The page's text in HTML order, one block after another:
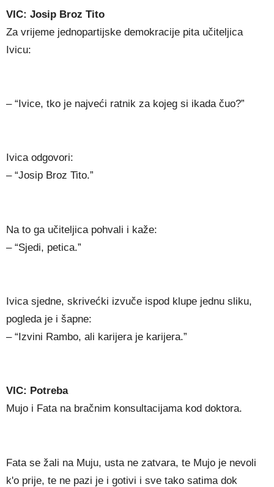
VIC: Josip Broz Tito
Za vrijeme jednopartijske demokracije pita učiteljica
Ivicu:
– “Ivice, tko je najveći ratnik za kojeg si ikada čuo?”
Ivica odgovori:
– “Josip Broz Tito.”
Na to ga učiteljica pohvali i kaže:
– “Sjedi, petica.”
Ivica sjedne, skrivećki izvuče ispod klupe jednu sliku,
pogleda je i šapne:
– “Izvini Rambo, ali karijera je karijera.”
VIC: Potreba
Mujo i Fata na bračnim konsultacijama kod doktora.
Fata se žali na Muju, usta ne zatvara, te Mujo je nevoli
k'o prije, te ne pazi je i gotivi i sve tako satima dok